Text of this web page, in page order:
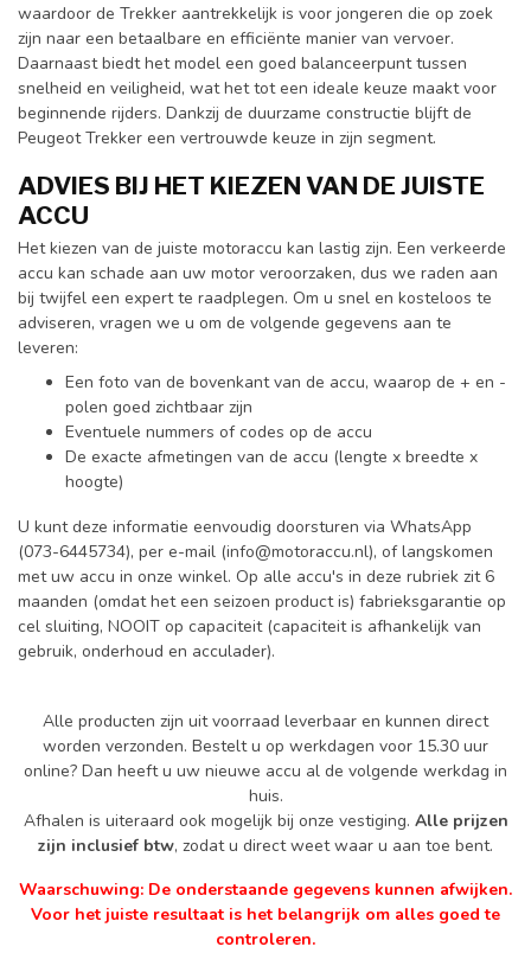
waardoor de Trekker aantrekkelijk is voor jongeren die op zoek
zijn naar een betaalbare en efficiënte manier van vervoer.
Daarnaast biedt het model een goed balanceerpunt tussen
snelheid en veiligheid, wat het tot een ideale keuze maakt voor
beginnende rijders. Dankzij de duurzame constructie blijft de
Peugeot Trekker een vertrouwde keuze in zijn segment.
ADVIES BIJ HET KIEZEN VAN DE JUISTE
ACCU
Het kiezen van de juiste motoraccu kan lastig zijn. Een verkeerde
accu kan schade aan uw motor veroorzaken, dus we raden aan
bij twijfel een expert te raadplegen. Om u snel en kosteloos te
adviseren, vragen we u om de volgende gegevens aan te
leveren:
Een foto van de bovenkant van de accu, waarop de + en -
polen goed zichtbaar zijn
Eventuele nummers of codes op de accu
De exacte afmetingen van de accu (lengte x breedte x
hoogte)
U kunt deze informatie eenvoudig doorsturen via WhatsApp
(073-6445734), per e-mail (info@motoraccu.nl), of langskomen
met uw accu in onze winkel. Op alle accu's in deze rubriek zit 6
maanden (omdat het een seizoen product is) fabrieksgarantie op
cel sluiting, NOOIT op capaciteit (capaciteit is afhankelijk van
gebruik, onderhoud en acculader).
Alle producten zijn uit voorraad leverbaar en kunnen direct
worden verzonden. Bestelt u op werkdagen voor 15.30 uur
online? Dan heeft u uw nieuwe accu al de volgende werkdag in
huis.
Afhalen is uiteraard ook mogelijk bij onze vestiging. Alle prijzen
zijn inclusief btw, zodat u direct weet waar u aan toe bent.
Waarschuwing: De onderstaande gegevens kunnen afwijken.
Voor het juiste resultaat is het belangrijk om alles goed te
controleren.